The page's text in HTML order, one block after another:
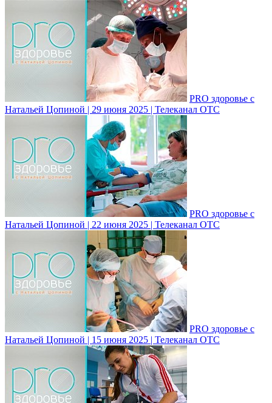
PRO здоровье с
Натальей Цопиной | 29 июня 2025 | Телеканал ОТС
PRO здоровье с
Натальей Цопиной | 22 июня 2025 | Телеканал ОТС
PRO здоровье с
Натальей Цопиной | 15 июня 2025 | Телеканал ОТС